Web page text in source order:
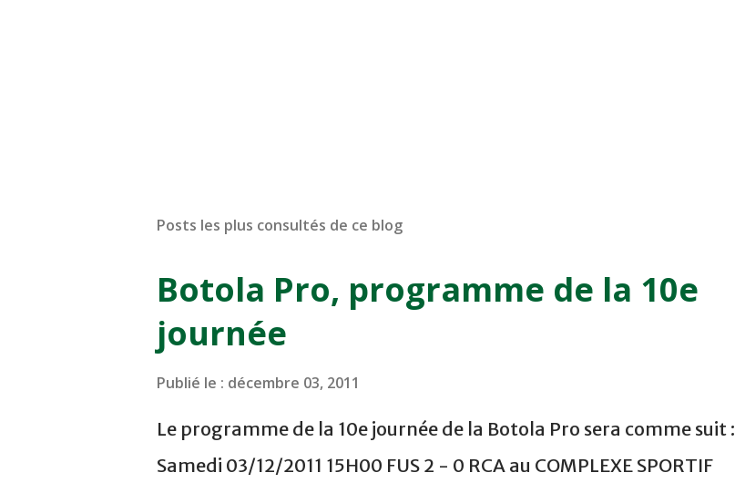
Posts les plus consultés de ce blog
Botola Pro, programme de la 10e
journée
Publié le : décembre 03, 2011
Le programme de la 10e journée de la Botola Pro sera comme suit :
Samedi 03/12/2011 15H00 FUS 2 - 0 RCA au COMPLEXE SPORTIF